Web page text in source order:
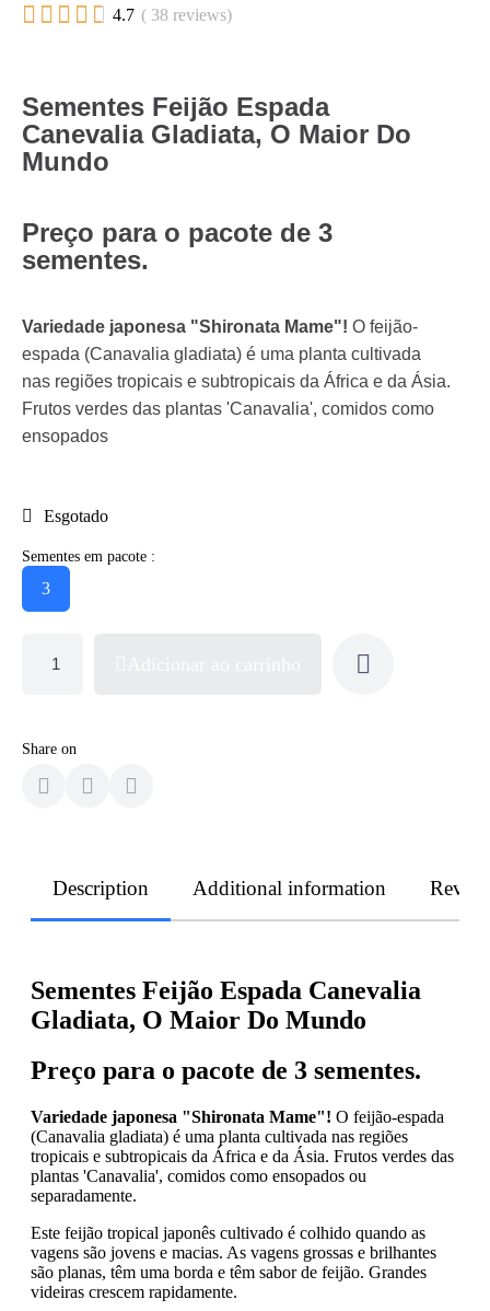
     4.7 ( 38 reviews)
Sementes Feijão Espada
Canevalia Gladiata, O Maior Do
Mundo
Preço para o pacote de 3
sementes.
Variedade japonesa "Shironata Mame"! O feijão-
espada (Canavalia gladiata) é uma planta cultivada
nas regiões tropicais e subtropicais da África e da Ásia.
Frutos verdes das plantas 'Canavalia', comidos como
ensopados
Esgotado
Sementes em pacote :
3
Share on
Description Additional information
Sementes Feijão Espada Canevalia
Gladiata, O Maior Do Mundo
Preço para o pacote de 3 sementes.
Variedade japonesa "Shironata Mame"! O feijão-espada
(Canavalia gladiata) é uma planta cultivada nas regiões
tropicais e subtropicais da África e da Ásia. Frutos verdes das
plantas 'Canavalia', comidos como ensopados ou
separadamente.
Este feijão tropical japonês cultivado é colhido quando as
vagens são jovens e macias. As vagens grossas e brilhantes
são planas, têm uma borda e têm sabor de feijão. Grandes
videiras crescem rapidamente.